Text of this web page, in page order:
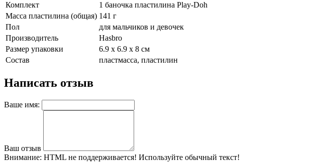
Комплект
1 баночка пластилина Play-Doh
Масса пластилина (общая) 141 г
Пол
для мальчиков и девочек
Производитель
Hasbro
Размер упаковки
6.9 х 6.9 х 8 см
Состав
пластмасса, пластилин
Написать отзыв
Ваше имя:
Ваш отзыв
Внимание: HTML не поддерживается! Используйте обычный текст!